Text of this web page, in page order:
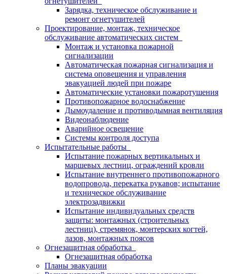
Зарядка, техническое обслуживание и
ремонт огнетушителей
Проектирование, монтаж, техническое
обслуживание автоматических систем
Монтаж и установка пожарной
сигнализации
Автоматическая пожарная сигнализация и
система оповещения и управления
эвакуацией людей при пожаре
Автоматические установки пожаротушения
Противопожарное водоснабжение
Дымоудаление и противодымная вентиляция
Видеонаблюдение
Аварийное освещение
Системы контроля доступа
Испытательные работы
Испытание пожарных вертикальных и
маршевых лестниц, ограждений кровли
Испытание внутреннего противопожарного
водопровода, перекатка рукавов; испытание
и техническое обслуживание
электрозадвижки
Испытание индивидуальных средств
защиты: монтажных (строительных
лестниц), стремянок, монтерских когтей,
лазов, монтажных поясов
Огнезащитная обработка
Огнезащитная обработка
Планы эвакуации